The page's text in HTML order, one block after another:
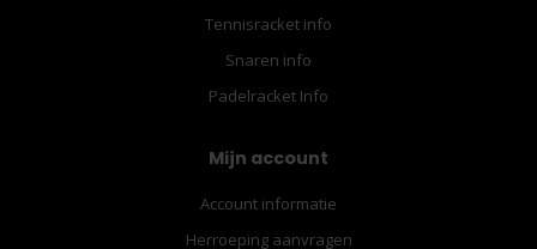
Tennisracket info
Snaren info
Padelracket Info
Mijn account
Account informatie
Herroeping aanvragen